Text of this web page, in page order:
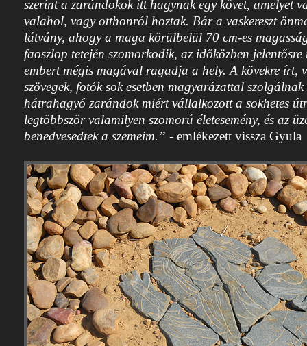
szerint a zarándokok itt hagynak egy követ, amelyet
valahol, vagy otthonról hoztak. Bár a vaskereszt
látvány, ahogy a maga körülbelül 70 cm-es
faoszlop tetején szomorkodik, az időközben
embert mégis magával ragadja a hely. A kövekre írt,
szövegek, fotók sok esetben magyarázattal
hátrahagyó zarándok miért vállalkozott a sokhetes
legtöbbször valamilyen szomorú életesemény, és az
benedvesedtek a szemeim.” - emlékezett vissza Gyula